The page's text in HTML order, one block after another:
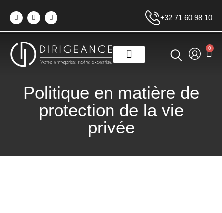
+32 71 60 98 10
0
Politique en matière de
protection de la vie
privée